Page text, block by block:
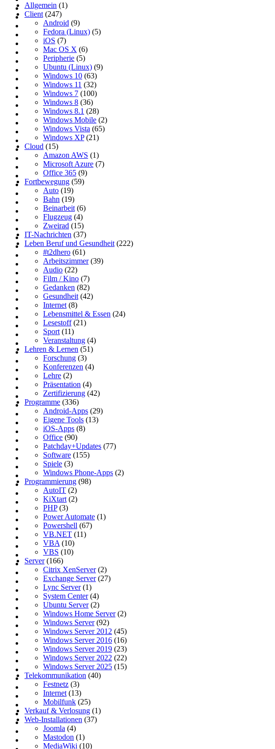
Allgemein (1)
Client (247)
Android (9)
Fedora (Linux) (5)
iOS (7)
Mac OS X (6)
Peripherie (5)
Ubuntu (Linux) (9)
Windows 10 (63)
Windows 11 (32)
Windows 7 (100)
Windows 8 (36)
Windows 8.1 (28)
Windows Mobile (2)
Windows Vista (65)
Windows XP(21)
Cloud (15)
Amazon AWS (1)
Microsoft Azure (7)
Office 365 (9)
Fortbewegung (59)
Auto (19)
Bahn (19)
Beinarbeit (6)
Flugzeug (4)
Zweirad (15)
IT-Nachrichten (37)
Leben Beruf und Gesundheit (222)
#t2dhero (61)
Arbeitszimmer(39)
Audio (22)
Film / Kino (7)
Gedanken (82)
Gesundheit (42)
Internet (8)
Lebensmittel & Essen (24)
Lesestoff(21)
Sport (11)
Veranstaltung (4)
Lehren & Lernen (51)
Forschung (3)
Konferenzen (4)
Lehre (2)
Präsentation (4)
Zertifizierung (42)
Programme (336)
Android-Apps (29)
Eigene Tools (13)
iOS-Apps (8)
Office (90)
Patchday+Updates (77)
Software (155)
Spiele (3)
Windows Phone-Apps (2)
Programmierung (98)
AutoIT (2)
KiXtart (2)
PHP(3)
Power Automate (1)
Powershell (67)
VB.NET (11)
VBA (10)
VBS (10)
Server(166)
Citrix XenServer(2)
Exchange Server(27)
Lync Server(1)
System Center(4)
Ubuntu Server(2)
Windows Home Server(2)
Windows Server(92)
Windows Server 2012 (45)
Windows Server 2016 (16)
Windows Server 2019 (23)
Windows Server 2022 (22)
Windows Server 2025 (15)
Telekommunikation (40)
Festnetz (3)
Internet (13)
Mobilfunk (25)
Verkauf & Verlosung (1)
Web-Installationen (37)
Joomla (4)
Mastodon (1)
MediaWiki (10)